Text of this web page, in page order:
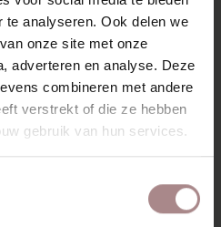
analyseren. Ook delen we
onze site met onze
adverteren en analyse. Deze
combineren met andere
verstrekt of die ze hebben
gebruik van hun services.
VIND JE DIT